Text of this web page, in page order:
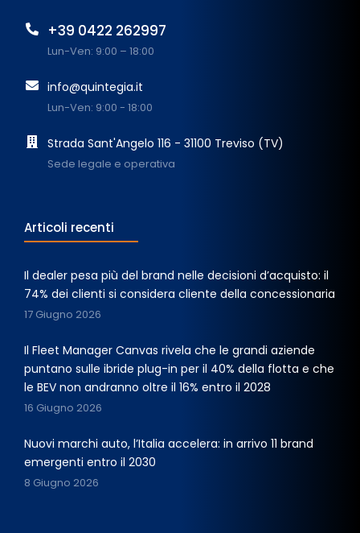
+39 0422 262997
Lun-Ven: 9:00 – 18:00
info@quintegia.it
Lun-Ven: 9:00 - 18:00
Strada Sant'Angelo 116 - 31100 Treviso (TV)
Sede legale e operativa
Articoli recenti
Il dealer pesa più del brand nelle decisioni d’acquisto: il
74% dei clienti si considera cliente della concessionaria
17 Giugno 2026
Il Fleet Manager Canvas rivela che le grandi aziende
puntano sulle ibride plug-in per il 40% della flotta e che
le BEV non andranno oltre il 16% entro il 2028
16 Giugno 2026
Nuovi marchi auto, l’Italia accelera: in arrivo 11 brand
emergenti entro il 2030
8 Giugno 2026